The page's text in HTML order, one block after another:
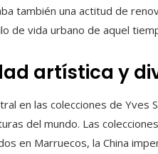
también una actitud de
de vida urbano de aquel
artística y
en las colecciones de Yves
del mundo. Las
en Marruecos, la China